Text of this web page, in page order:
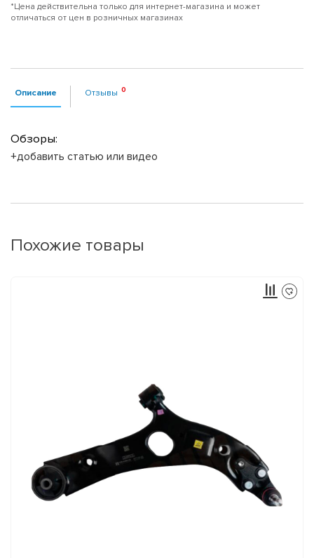
*Цена действительна только для интернет-магазина и может
отличаться от цен в розничных магазинах
Описание Отзывы
Обзоры:
+добавить статью или видео
Похожие товары